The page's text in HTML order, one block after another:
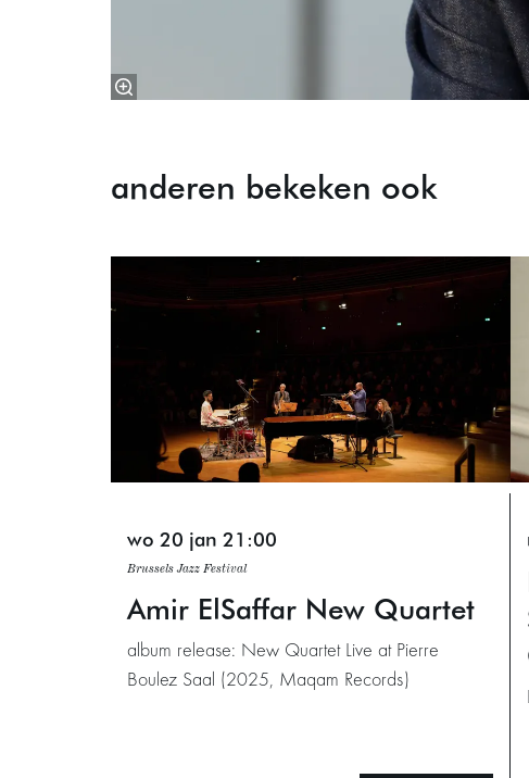
anderen bekeken ook
Amir ElSaffar New Quartet
album release: New Quartet Live at Pierre
Boulez Saal (2025, Maqam Records)
Brussels Jazz Festival
wo 20 jan 21:00